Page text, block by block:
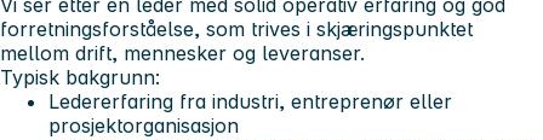
Vi ser etter en leder med solid operativ erfaring og god
forretningsforståelse, som trives i skjæringspunktet
mellom drift, mennesker og leveranser.
Typisk bakgrunn:
Ledererfaring fra industri, entreprenør eller
prosjektorganisasjon